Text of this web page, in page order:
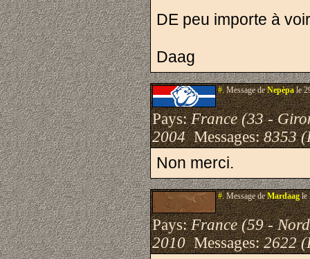
DE peu importe à
Daag
#.Message deNepèpale
Pays:France (33 -
2004Messages:8353
Non merci.
#.Message deMardaagle
Pays:France (59 -
2010Messages:2622